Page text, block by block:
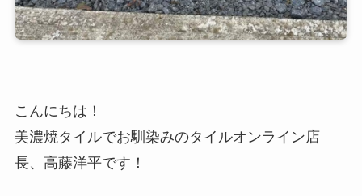
こんにちは！
美濃焼タイルでお馴染みのタイルオンライン店
長、高藤洋平です！